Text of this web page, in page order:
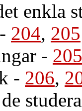
enkla
- 204, 205
- 205
- 206,